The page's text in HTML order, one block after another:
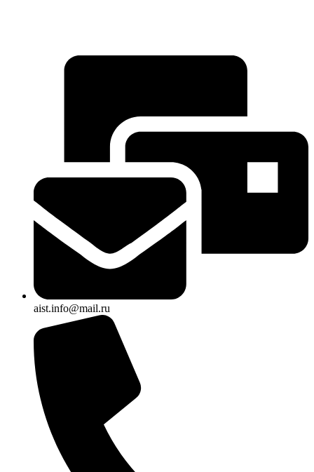
aist.info@mail.ru